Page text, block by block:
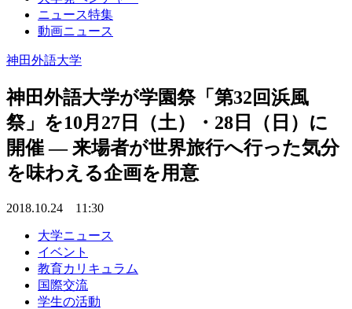
ニュース特集
動画ニュース
神田外語大学
神田外語大学が学園祭「第32回浜風
祭」を10月27日（土）・28日（日）に
開催 — 来場者が世界旅行へ行った気分
を味わえる企画を用意
2018.10.24 11:30
大学ニュース
イベント
教育カリキュラム
国際交流
学生の活動